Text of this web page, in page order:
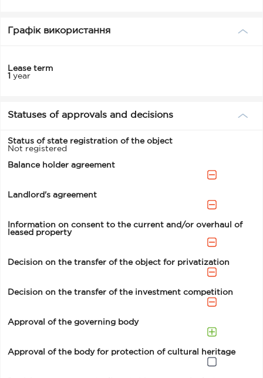
Графік використання
Lease term
1 year
Statuses of approvals and decisions
Status of state registration of the object
Not registered
Balance holder agreement
Landlord's agreement
Information on consent to the current and/or overhaul of
leased property
Decision on the transfer of the object for privatization
Decision on the transfer of the investment competition
Approval of the governing body
Approval of the body for protection of cultural heritage